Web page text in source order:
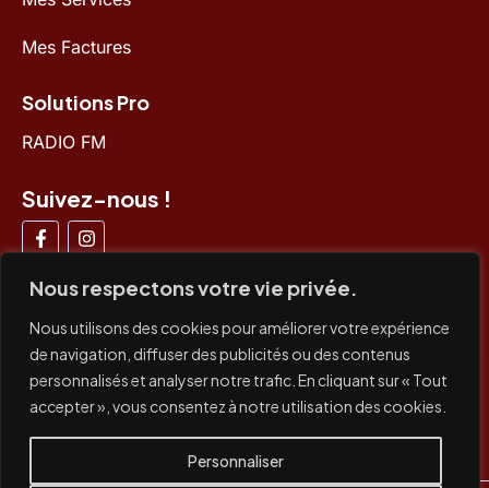
Nous respectons votre vie privée.
Nous utilisons des cookies pour améliorer votre expérience
de navigation, diffuser des publicités ou des contenus
personnalisés et analyser notre trafic. En cliquant sur « Tout
accepter », vous consentez à notre utilisation des cookies.
Personnaliser
Mes Factures
Solutions Pro
RADIO FM
Suivez-nous !
Paiements acceptés
CB /CB x3/ Paypal / Virement bancaire / Prélèvement
SEPA
TVA non applicable, article 293 B du CGI